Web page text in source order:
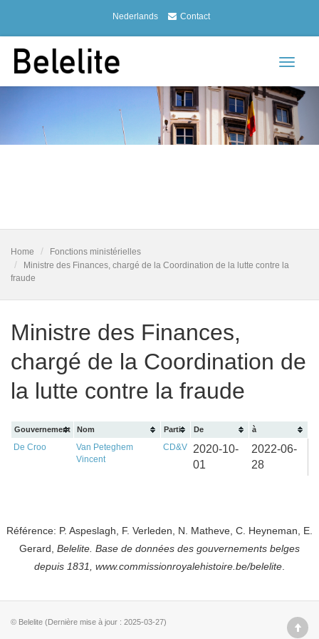
Nederlands Contact
Toggle
Home
Fonctions ministérielles
Ministre des Finances, chargé de la Coordination de la lutte contre la
fraude
Ministre des Finances,
chargé de la Coordination de
la lutte contre la fraude
Gouvernement Nom Parti De à
De Croo
Van Peteghem
Vincent
CD&V
2020-10-
01
2022-06-
28
Référence: P. Aspeslagh, F. Verleden, N. Matheve, C. Heyneman, E.
Gerard, Belelite. Base de données des gouvernements belges
depuis 1831, www.commissionroyalehistoire.be/belelite
© Belelite (Dernière mise à jour : 2025-03-27)